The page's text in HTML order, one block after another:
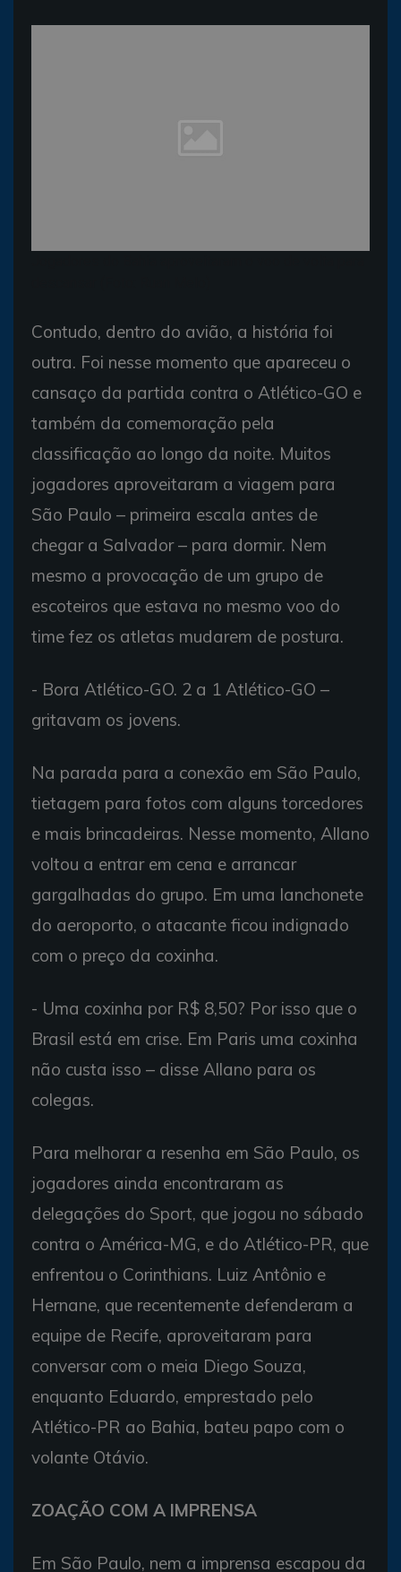
Contudo, dentro do avião, a história foi
outra. Foi nesse momento que apareceu o
cansaço da partida contra o Atlético-GO e
também da comemoração pela
classificação ao longo da noite. Muitos
jogadores aproveitaram a viagem para
São Paulo – primeira escala antes de
chegar a Salvador – para dormir. Nem
mesmo a provocação de um grupo de
escoteiros que estava no mesmo voo do
time fez os atletas mudarem de postura.
- Bora Atlético-GO. 2 a 1 Atlético-GO –
gritavam os jovens.
Na parada para a conexão em São Paulo,
tietagem para fotos com alguns torcedores
e mais brincadeiras. Nesse momento, Allano
voltou a entrar em cena e arrancar
gargalhadas do grupo. Em uma lanchonete
do aeroporto, o atacante ficou indignado
com o preço da coxinha.
- Uma coxinha por R$ 8,50? Por isso que o
Brasil está em crise. Em Paris uma coxinha
não custa isso – disse Allano para os
colegas.
Para melhorar a resenha em São Paulo, os
jogadores ainda encontraram as
delegações do Sport, que jogou no sábado
contra o América-MG, e do Atlético-PR, que
enfrentou o Corinthians. Luiz Antônio e
Hernane, que recentemente defenderam a
equipe de Recife, aproveitaram para
conversar com o meia Diego Souza,
enquanto Eduardo, emprestado pelo
Atlético-PR ao Bahia, bateu papo com o
volante Otávio.
ZOAÇÃO COM A IMPRENSA
Em São Paulo, nem a imprensa escapou da